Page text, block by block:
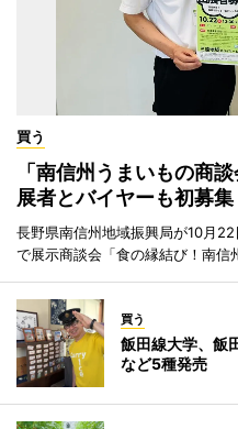
買う
「南信州うまいもの商
展者とバイヤーも初募集
長野県南信州地域振興局が10月22
で展示商談会「食の縁結び！南信
買う
飯田線大学、飯
など5種発売